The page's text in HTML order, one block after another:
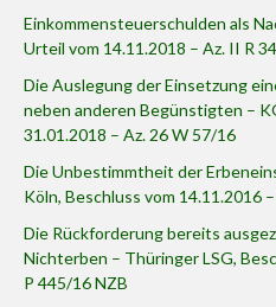
Einkommensteuerschulden als
Urteil vom 14.11.2018 – Az. II R
Die Auslegung der Einsetzung
neben anderen Begünstigten –
31.01.2018 – Az. 26 W 57/16
Die Unbestimmtheit der
Köln, Beschluss vom 14.11.2016
Die Rückforderung bereits
Nichterben – Thüringer LSG,
P 445/16 NZB